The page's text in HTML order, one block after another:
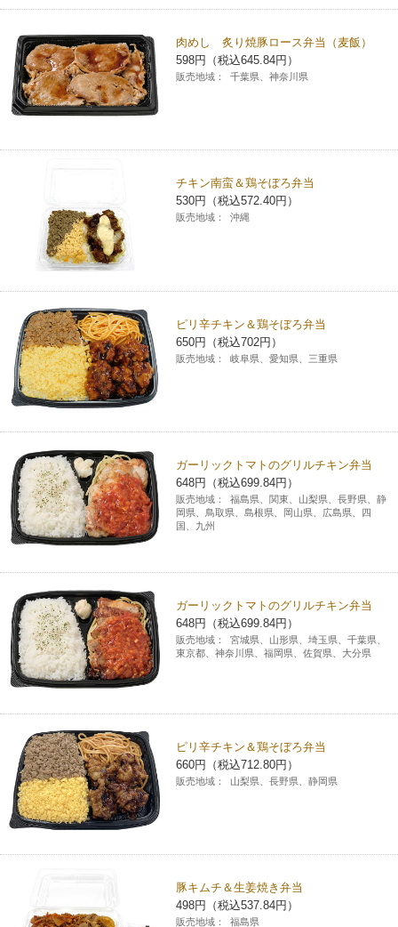
肉めし 炙り焼豚ロース弁当（麦飯）
598円（税込645.84円）
販売地域： 千葉県、神奈川県
チキン南蛮＆鶏そぼろ弁当
530円（税込572.40円）
販売地域： 沖縄
ピリ辛チキン＆鶏そぼろ弁当
650円（税込702円）
販売地域： 岐阜県、愛知県、三重県
ガーリックトマトのグリルチキン弁当
648円（税込699.84円）
販売地域：
福島県、関東、山梨県、長野県、静
岡県、鳥取県、島根県、岡山県、広島県、四
国、九州
ガーリックトマトのグリルチキン弁当
648円（税込699.84円）
販売地域：
宮城県、山形県、埼玉県、千葉県、
東京都、神奈川県、福岡県、佐賀県、大分県
ピリ辛チキン＆鶏そぼろ弁当
660円（税込712.80円）
販売地域： 山梨県、長野県、静岡県
豚キムチ＆生姜焼き弁当
498円（税込537.84円）
販売地域： 福島県